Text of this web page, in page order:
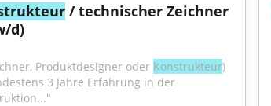
/ technischer Zeichner
d)
Produktdesigner oder Konstrukteur)
3 Jahre Erfahrung in der